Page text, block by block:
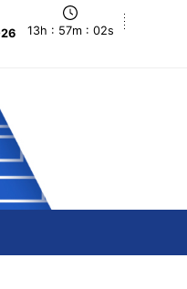
13h : 57m : 03s